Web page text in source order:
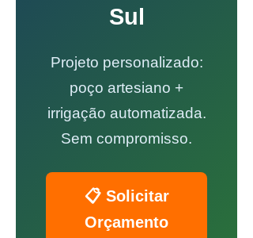
Sul
Projeto personalizado:
poço artesiano +
irrigação automatizada.
Sem compromisso.
📋 Solicitar
Orçamento